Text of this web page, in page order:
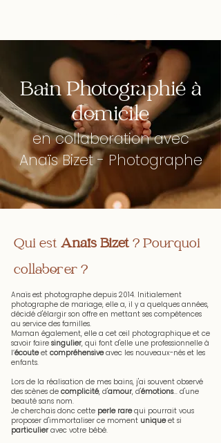
Bain Photographié à
domicile
en collaboration avec
Anaïs Bizet - Photographe
Qui est Anaïs Bizet? Pourquoi
collaborer ?
Anaïs est photographe depuis 2014. Initialement
photographe de mariage, elle a, il y a quelques années,
décidé d'élargir son offre en mettant ses compétences
au service des familles.
Maman également, elle a cet œil photographique et ce
savoir faire singulier, qui font d'elle une professionnelle à
l’écouteet compréhensiveavec les nouveaux-nés et les
enfants.
Lors de la réalisation de mes bains, j'ai souvent observé
des scènes de complicité, d'amour, d'émotions... d'une
beauté sans nom.
Je cherchais donc cette perle rarequi pourrait vous
proposer d'immortaliser ce moment uniqueet si
particulieravec votre bébé.